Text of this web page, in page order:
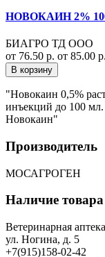
НОВОКАИН 2%
БИАГРО ТД ООО
от 76.50 р. от 85.00 р.
В корзину
"Новокаин 0,5%
инъекций до 100
Новокаин"
Производитель
МОСАГРОГЕН
Наличие
Ветеринарная аптека
ул. Ногина, д. 5
+7(915)158-02-42